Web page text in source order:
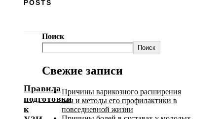
POSTS
Правила
подготовки
к
Поиск
Поиск
Свежие записи
Причины варикозного расширения
вен и методы его профилактики в
повседневной жизни